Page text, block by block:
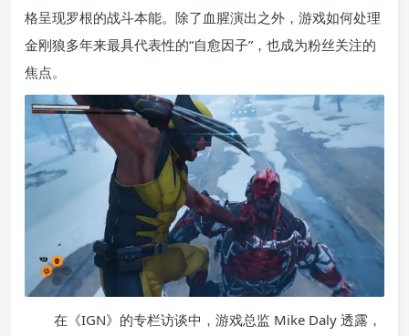
格呈现罗根的战斗本能。除了血腥演出之外，游戏如何处理
金刚狼多年来最具代表性的“自愈因子”，也成为粉丝关注的
焦点。
在《IGN》的专栏访谈中，游戏总监 Mike Daly 透露，